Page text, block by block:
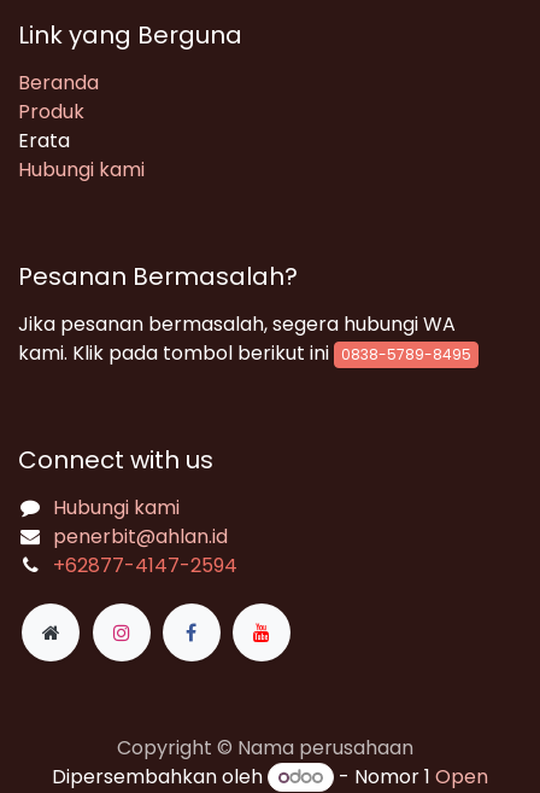
Link yang Berguna
Beranda
Produk
Erata
Hubungi kami
Pesanan Bermasalah?
Jika pesanan bermasalah, segera hubungi WA
kami. Klik pada tombol berikut ini
0838-5789-8495
Connect with us
Hubungi kami
penerbit@ahlan.id
+62877-4147-2594
Copyright © Nama perusahaan
Dipersembahkan oleh
- Nomor 1 Open